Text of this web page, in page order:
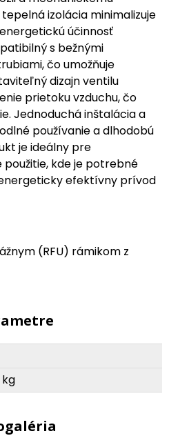
izolácia minimalizuje
účinnosť
s bežnými
čo umožňuje
dizajn ventilu
prietoku vzduchu, čo
Jednoduchá inštalácia a
používanie a dlhodobú
je ideálny pre
kde je potrebné
efektívny prívod
(RFU) rámikom z